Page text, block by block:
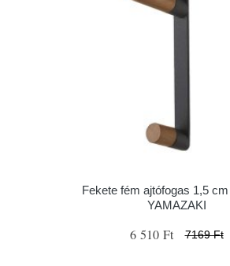
Fekete fém ajtófogas 1,5 cm
YAMAZAKI
6 510 Ft 7169 Ft